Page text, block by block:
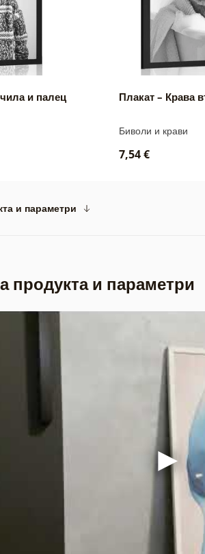
и палец
Плакат – Крава
Биволи и крави
7,54 €
и параметри
продукта и параметри